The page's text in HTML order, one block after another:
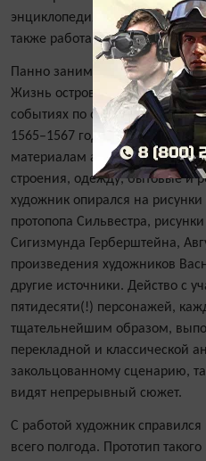
энциклопедия жизни
также работа Рашита
Панно занимает стену
Жизнь острова
событиях по описаниям
1565–1567 годов,
материалам археологических
строения, одежду, бытовые и
художник опирался на
протопопа Сильвестра,
Сигизмунда Герберштейна,
произведения художников
другие источники. Действо с
пятидесяти(!) персонажей,
тщательнейшим образом,
перекладной и классической
закольцованному сценарию,
видят непрерывный сюжет.
С работой художник
всего полгода. Прототип